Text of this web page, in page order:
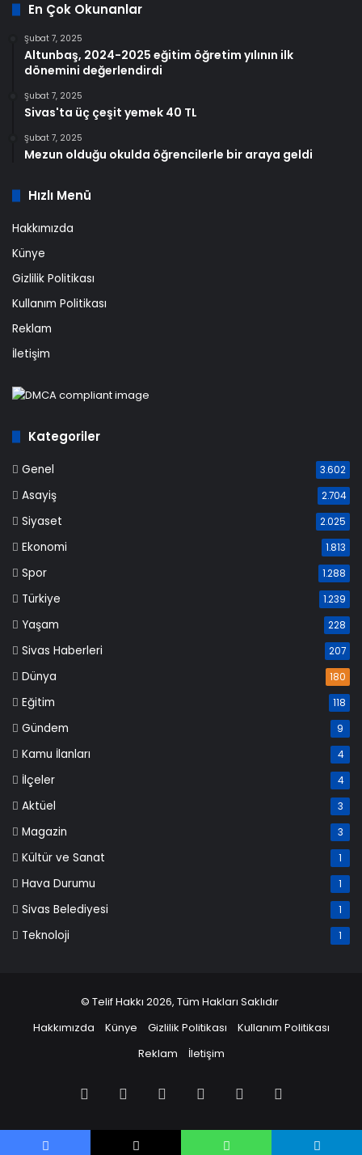
En Çok Okunanlar
Şubat 7, 2025
Altunbaş, 2024-2025 eğitim öğretim yılının ilk
dönemini değerlendirdi
Şubat 7, 2025
Sivas'ta üç çeşit yemek 40 TL
Şubat 7, 2025
Mezun olduğu okulda öğrencilerle bir araya geldi
Hızlı Menü
Hakkımızda
Künye
Gizlilik Politikası
Kullanım Politikası
Reklam
İletişim
Kategoriler
Genel 3.602
Asayiş 2.704
Siyaset 2.025
Ekonomi 1.813
Spor 1.288
Türkiye 1.239
Yaşam 228
Sivas Haberleri 207
Dünya 180
Eğitim 118
Gündem 9
Kamu İlanları 4
İlçeler 4
Aktüel 3
Magazin 3
Kültür ve Sanat 1
Hava Durumu 1
Sivas Belediyesi 1
Teknoloji 1
© Telif Hakkı 2026, Tüm Hakları Saklıdır
Hakkımızda
Künye Gizlilik Politikası
Kullanım Politikası
Reklam
İletişim
Facebook PinterestLinkedInYouTube